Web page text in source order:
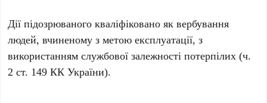
Дії підозрюваного кваліфіковано як вербування
людей, вчиненому з метою експлуатації, з
використанням службової залежності потерпілих (ч.
2 ст. 149 КК України).